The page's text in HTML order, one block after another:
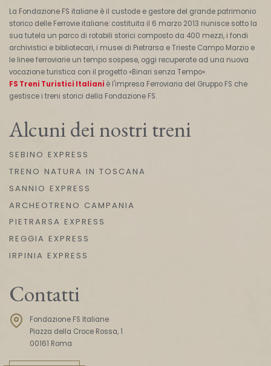
La Fondazione FS italiane è il custode e gestore del grande patrimonio
storico delle Ferrovie italiane: costituita il 6 marzo 2013 riunisce sotto la
sua tutela un parco di rotabili storici composto da 400 mezzi, i fondi
archivistici e bibliotecari, i musei di Pietrarsa e Trieste Campo Marzio e
le linee ferroviarie un tempo sospese, oggi recuperate ad una nuova
vocazione turistica con il progetto «Binari senza Tempo».
FS Treni Turistici Italiani è l'impresa Ferroviaria del Gruppo FS che
gestisce i treni storici della Fondazione FS.
Alcuni dei nostri treni
SEBINO EXPRESS
TRENO NATURA IN TOSCANA
SANNIO EXPRESS
ARCHEOTRENO CAMPANIA
PIETRARSA EXPRESS
REGGIA EXPRESS
IRPINIA EXPRESS
Contatti
Fondazione FS Italiane
Piazza della Croce Rossa, 1
00161 Roma